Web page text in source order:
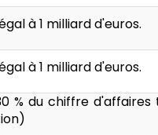
à 1 milliard d'euros.
à 1 milliard d'euros.
% du chiffre